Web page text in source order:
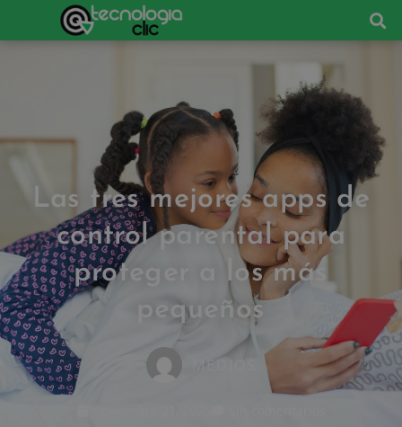
Las tres mejores apps de
control parental para
proteger a los más
pequeños
MEDIOS